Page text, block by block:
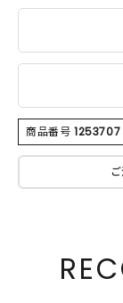
商品番号 1253707